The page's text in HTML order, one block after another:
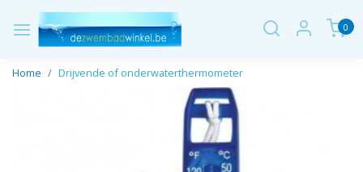
0
Home Drijvende of onderwaterthermometer